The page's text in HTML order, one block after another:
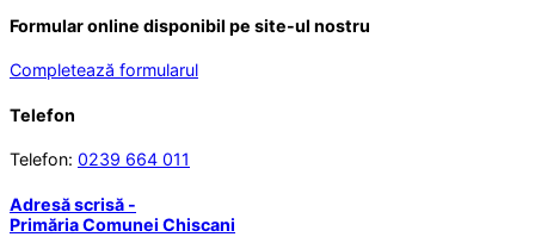
Formular online disponibil pe site-ul nostru
Completează formularul
Telefon
Telefon: 0239 664 011
Adresă scrisă -
Primăria Comunei Chiscani